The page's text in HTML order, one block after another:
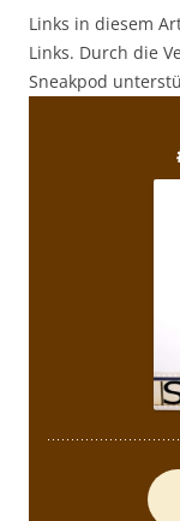
Links in diesem
Links. Durch die
Sneakpod